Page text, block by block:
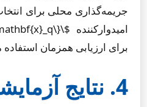
جریمه‌گذاری محلی برای
برای ارزیابی همزمان
4. نتایج